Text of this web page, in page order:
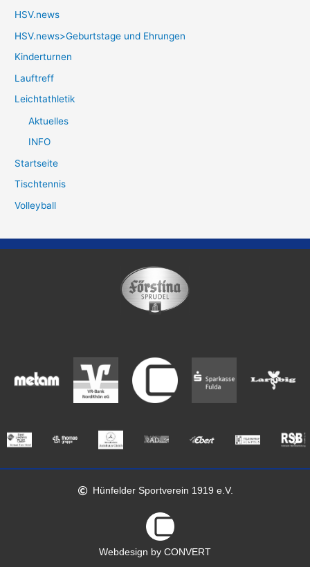
HSV.news
HSV.news>Geburtstage und Ehrungen
Kinderturnen
Lauftreff
Leichtathletik
Aktuelles
INFO
Startseite
Tischtennis
Volleyball
Hünfelder Sportverein 1919 e.V.
Webdesign by CONVERT